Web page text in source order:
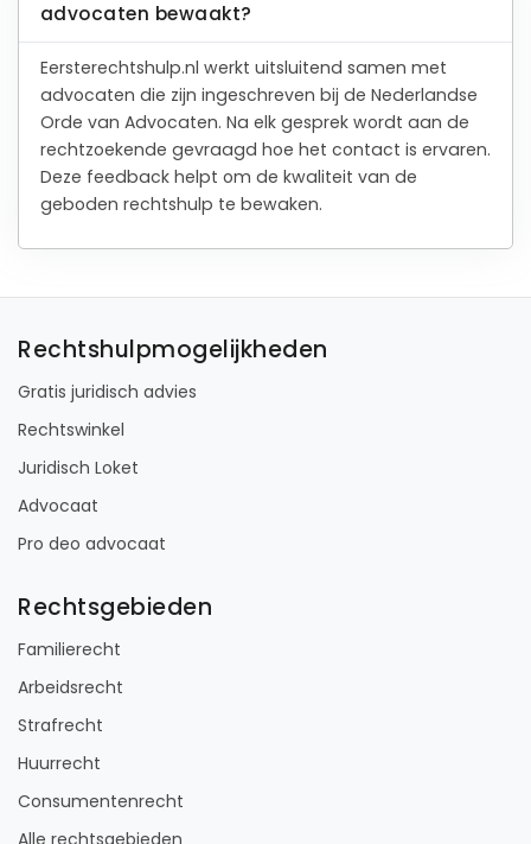
advocaten bewaakt?
Eersterechtshulp.nl werkt uitsluitend samen met
advocaten die zijn ingeschreven bij de Nederlandse
Orde van Advocaten. Na elk gesprek wordt aan de
rechtzoekende gevraagd hoe het contact is ervaren.
Deze feedback helpt om de kwaliteit van de
geboden rechtshulp te bewaken.
Rechtshulpmogelijkheden
Gratis juridisch advies
Rechtswinkel
Juridisch Loket
Advocaat
Pro deo advocaat
Rechtsgebieden
Familierecht
Arbeidsrecht
Strafrecht
Huurrecht
Consumentenrecht
Alle rechtsgebieden